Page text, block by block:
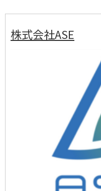
株式会社ASE